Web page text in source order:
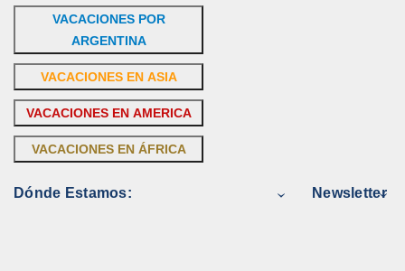
VACACIONES POR
ARGENTINA
VACACIONES EN ASIA
VACACIONES EN AMERICA
VACACIONES EN ÁFRICA
Dónde Estamos: Newsletter